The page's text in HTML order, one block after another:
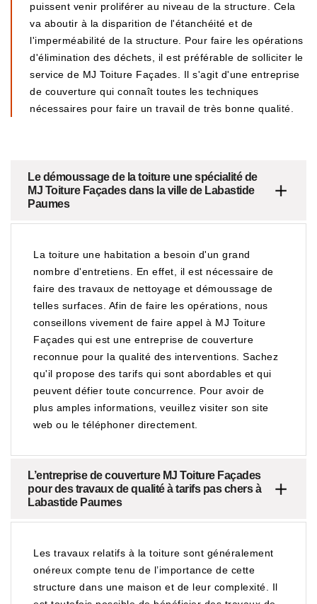
puissent venir proliférer au niveau de la structure. Cela
va aboutir à la disparition de l'étanchéité et de
l'imperméabilité de la structure. Pour faire les opérations
d'élimination des déchets, il est préférable de solliciter le
service de MJ Toiture Façades. Il s'agit d'une entreprise
de couverture qui connaît toutes les techniques
nécessaires pour faire un travail de très bonne qualité.
Le démoussage de la toiture une spécialité de
MJ Toiture Façades dans la ville de Labastide
Paumes
La toiture une habitation a besoin d'un grand
nombre d'entretiens. En effet, il est nécessaire de
faire des travaux de nettoyage et démoussage de
telles surfaces. Afin de faire les opérations, nous
conseillons vivement de faire appel à MJ Toiture
Façades qui est une entreprise de couverture
reconnue pour la qualité des interventions. Sachez
qu'il propose des tarifs qui sont abordables et qui
peuvent défier toute concurrence. Pour avoir de
plus amples informations, veuillez visiter son site
web ou le téléphoner directement.
L’entreprise de couverture MJ Toiture Façades
pour des travaux de qualité à tarifs pas chers à
Labastide Paumes
Les travaux relatifs à la toiture sont généralement
onéreux compte tenu de l’importance de cette
structure dans une maison et de leur complexité. Il